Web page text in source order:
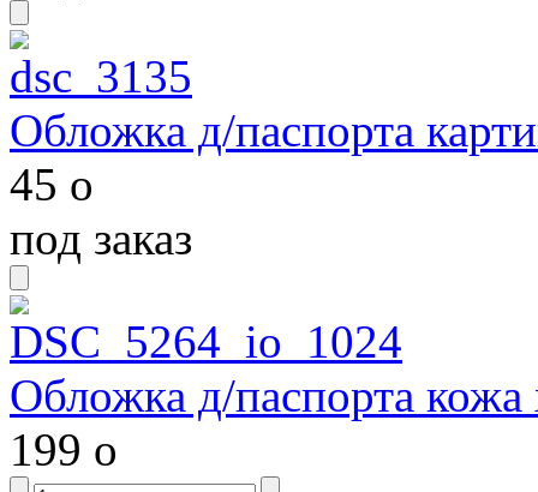
Обложка д/паспорта
45 o
под заказ
Обложка д/паспорта кожа
199 o